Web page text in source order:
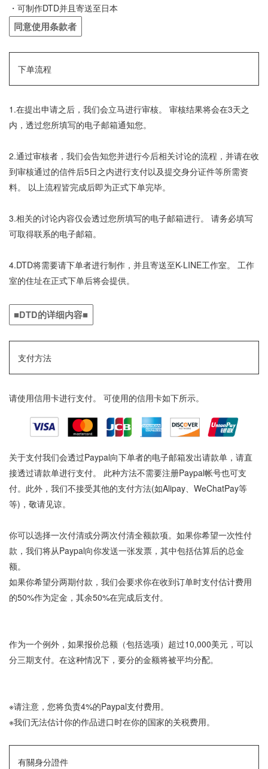
・可制作DTD并且寄送至日本
同意使用条款者
下单流程
1.在提出申请之后，我们会立马进行审核。 审核结果将会在3天之
内，透过您所填写的电子邮箱通知您。
2.通过审核者，我们会告知您并进行今后相关讨论的流程，并请在收
到审核通过的信件后5日之内进行支付以及提交身分证件等所需资
料。 以上流程皆完成后即为正式下单完毕。
3.相关的讨论内容仅会透过您所填写的电子邮箱进行。 请务必填写
可取得联系的电子邮箱。
4.DTD将需要请下单者进行制作，并且寄送至K-LINE工作室。 工作
室的住址在正式下单后将会提供。
■DTD的详细内容■
支付方法
请使用信用卡进行支付。 可使用的信用卡如下所示。
关于支付我们会透过Paypal向下单者的电子邮箱发出请款单，请直
接透过请款单进行支付。 此种方法不需要注册Paypal帐号也可支
付。此外，我们不接受其他的支付方法(如Alipay、WeChatPay等
等)，敬请见谅。
你可以选择一次付清或分两次付清全额款项。如果你希望一次性付
款，我们将从Paypal向你发送一张发票，其中包括估算后的总金
额。
如果你希望分两期付款，我们会要求你在收到订单时支付估计费用
的50%作为定金，其余50%在完成后支付。
作为一个例外，如果报价总额（包括选项）超过10,000美元，可以
分三期支付。在这种情况下，要分的金额将被平均分配。
※请注意，您将负责4%的Paypal支付费用。
※我们无法估计你的作品进口时在你的国家的关税费用。
有關身分證件